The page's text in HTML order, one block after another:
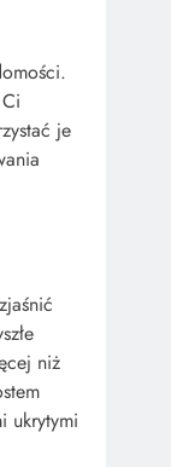
je
niż
ukrytymi